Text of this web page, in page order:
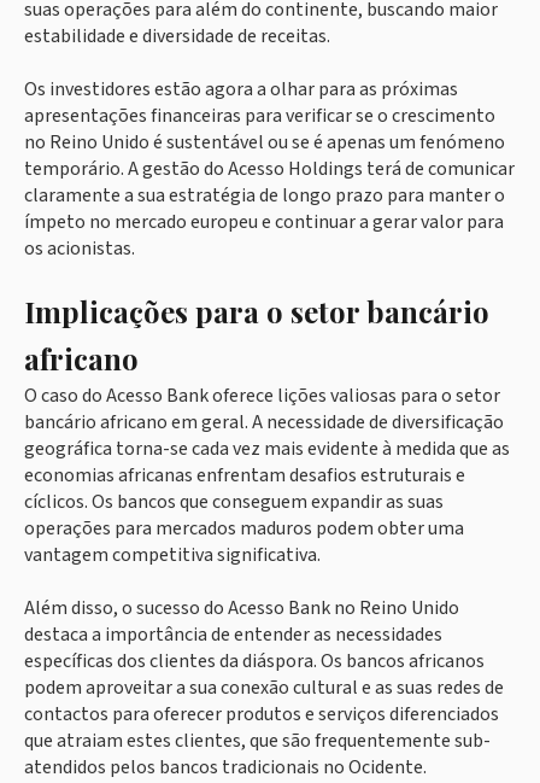
suas operações para além do continente, buscando maior
estabilidade e diversidade de receitas.
Os investidores estão agora a olhar para as próximas
apresentações financeiras para verificar se o crescimento
no Reino Unido é sustentável ou se é apenas um fenómeno
temporário. A gestão do Acesso Holdings terá de comunicar
claramente a sua estratégia de longo prazo para manter o
ímpeto no mercado europeu e continuar a gerar valor para
os acionistas.
Implicações para o setor bancário
africano
O caso do Acesso Bank oferece lições valiosas para o setor
bancário africano em geral. A necessidade de diversificação
geográfica torna-se cada vez mais evidente à medida que as
economias africanas enfrentam desafios estruturais e
cíclicos. Os bancos que conseguem expandir as suas
operações para mercados maduros podem obter uma
vantagem competitiva significativa.
Além disso, o sucesso do Acesso Bank no Reino Unido
destaca a importância de entender as necessidades
específicas dos clientes da diáspora. Os bancos africanos
podem aproveitar a sua conexão cultural e as suas redes de
contactos para oferecer produtos e serviços diferenciados
que atraiam estes clientes, que são frequentemente sub-
atendidos pelos bancos tradicionais no Ocidente.